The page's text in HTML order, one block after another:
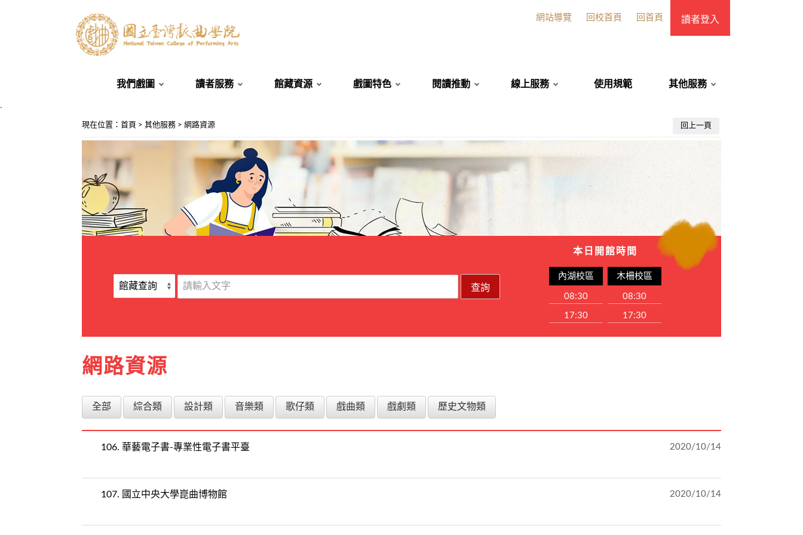
網站導覽 回校首頁 回首頁 讀者登入
我們戲圖 讀者服務 館藏資源 戲圖特色 閱讀推動 線上服務 使用規範 其他服務
.
現在位置 ： 首頁 > 其他服務 > 網路資源 回上一頁
本日開館時間
內湖校區
08:30
17:30
木柵校區
08:30
17:30
網路資源
全部 綜合類 設計類 音樂類 歌仔類 戲曲類 戲劇類 歷史文物類
106. 華藝電子書-專業性電子書平臺 2020/10/14
107. 國立中央大學崑曲博物館 2020/10/14